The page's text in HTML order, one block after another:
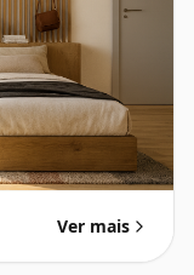
Ver mais